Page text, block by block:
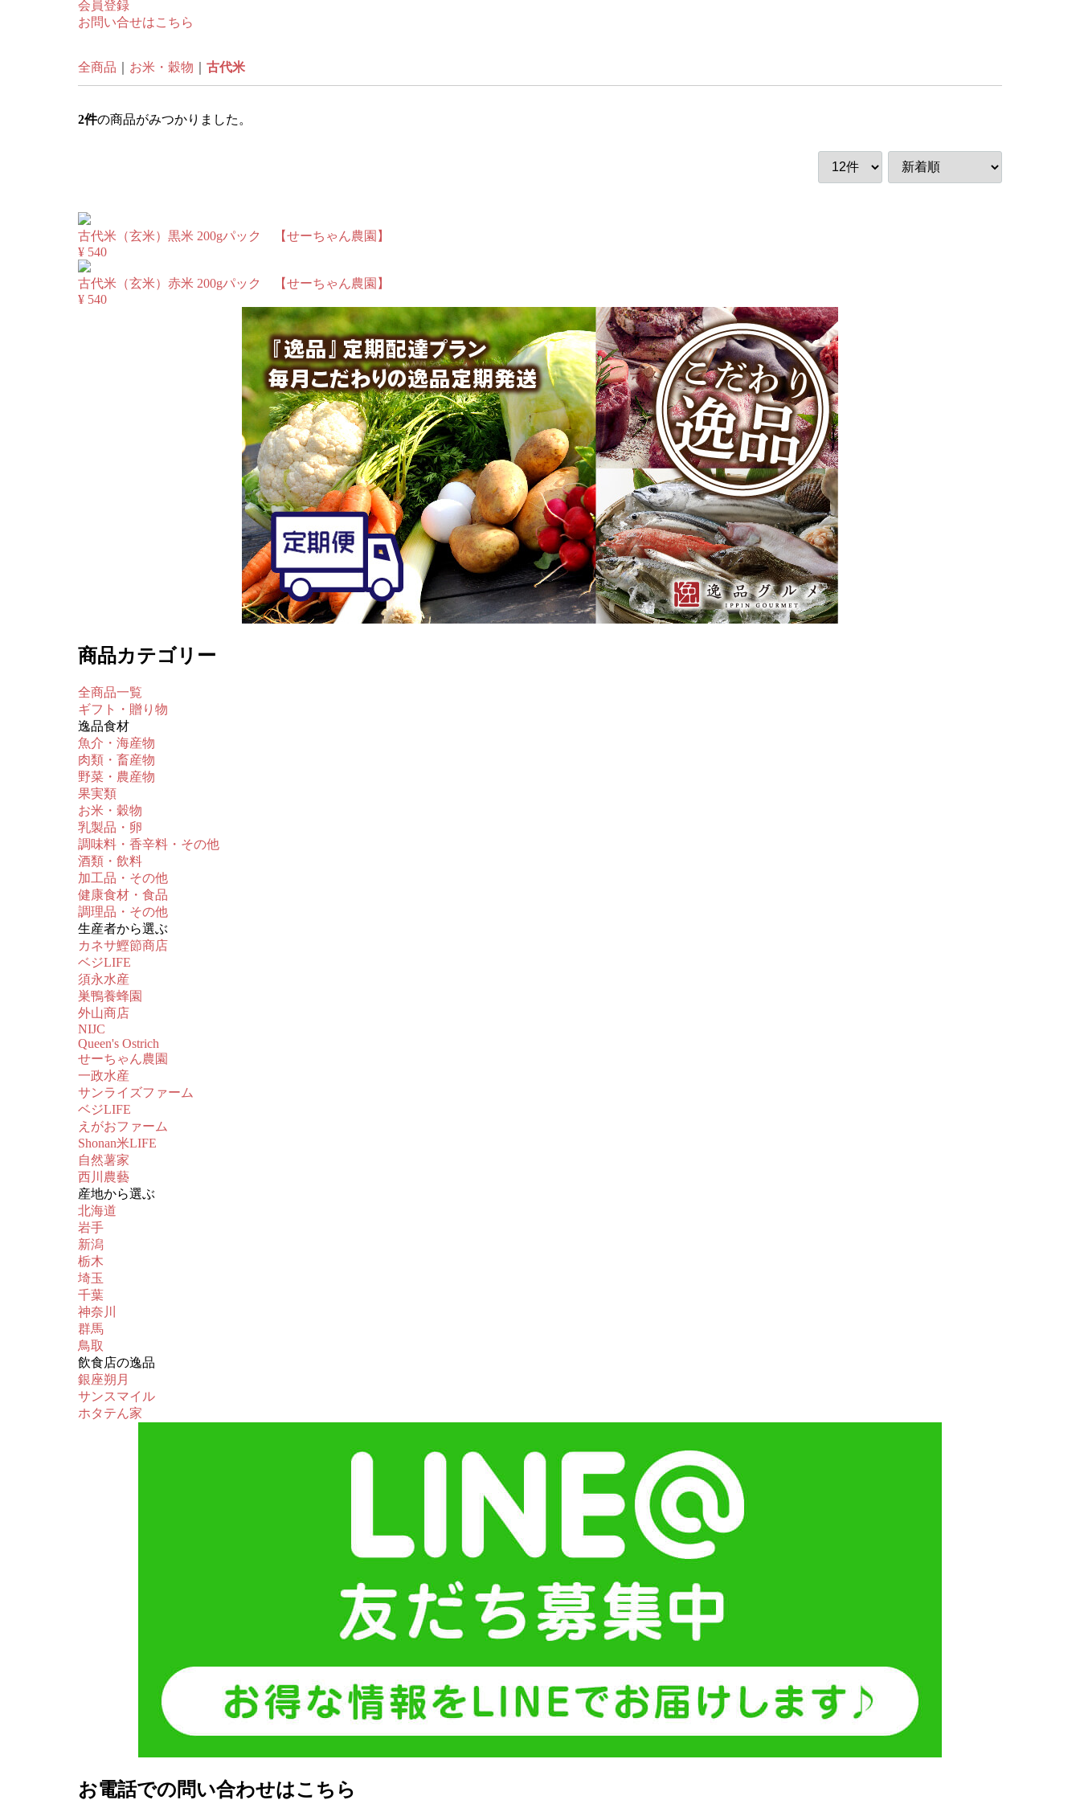
会員登録
お問い合せはこちら
全商品 お米・穀物 古代米
2件の商品がみつかりました。
古代米（玄米）黒米 200gパック 【せーちゃん農園】
¥ 540
古代米（玄米）赤米 200gパック 【せーちゃん農園】
¥ 540
商品カテゴリー
全商品一覧
ギフト・贈り物
逸品食材
魚介・海産物
肉類・畜産物
野菜・農産物
果実類
お米・穀物
乳製品・卵
調味料・香辛料・その他
酒類・飲料
加工品・その他
健康食材・食品
調理品・その他
生産者から選ぶ
カネサ鰹節商店
ベジLIFE
須永水産
巣鴨養蜂園
外山商店
NIJC
Queen's Ostrich
せーちゃん農園
一政水産
サンライズファーム
ベジLIFE
えがおファーム
Shonan米LIFE
自然薯家
西川農藝
産地から選ぶ
北海道
岩手
新潟
栃木
埼玉
千葉
神奈川
群馬
鳥取
飲食店の逸品
銀座朔月
サンスマイル
ホタテん家
お電話での問い合わせはこちら